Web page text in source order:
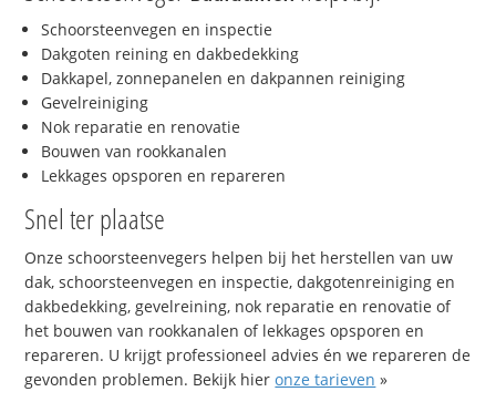
Schoorsteenvegen en inspectie
Dakgoten reining en dakbedekking
Dakkapel, zonnepanelen en dakpannen reiniging
Gevelreiniging
Nok reparatie en renovatie
Bouwen van rookkanalen
Lekkages opsporen en repareren
Snel ter plaatse
Onze schoorsteenvegers helpen bij het herstellen van uw
dak, schoorsteenvegen en inspectie, dakgotenreiniging en
dakbedekking, gevelreining, nok reparatie en renovatie of
het bouwen van rookkanalen of lekkages opsporen en
repareren. U krijgt professioneel advies én we repareren de
gevonden problemen. Bekijk hieronze tarieven »